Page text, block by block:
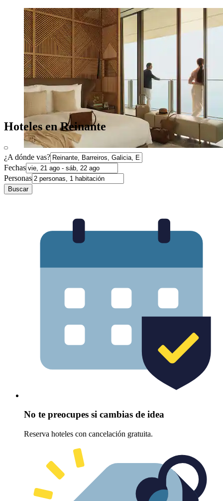
Hoteles en Reinante
¿A dónde vas?
Fechas
Personas
Buscar
No te preocupes si cambias de idea
Reserva hoteles con cancelación gratuita.